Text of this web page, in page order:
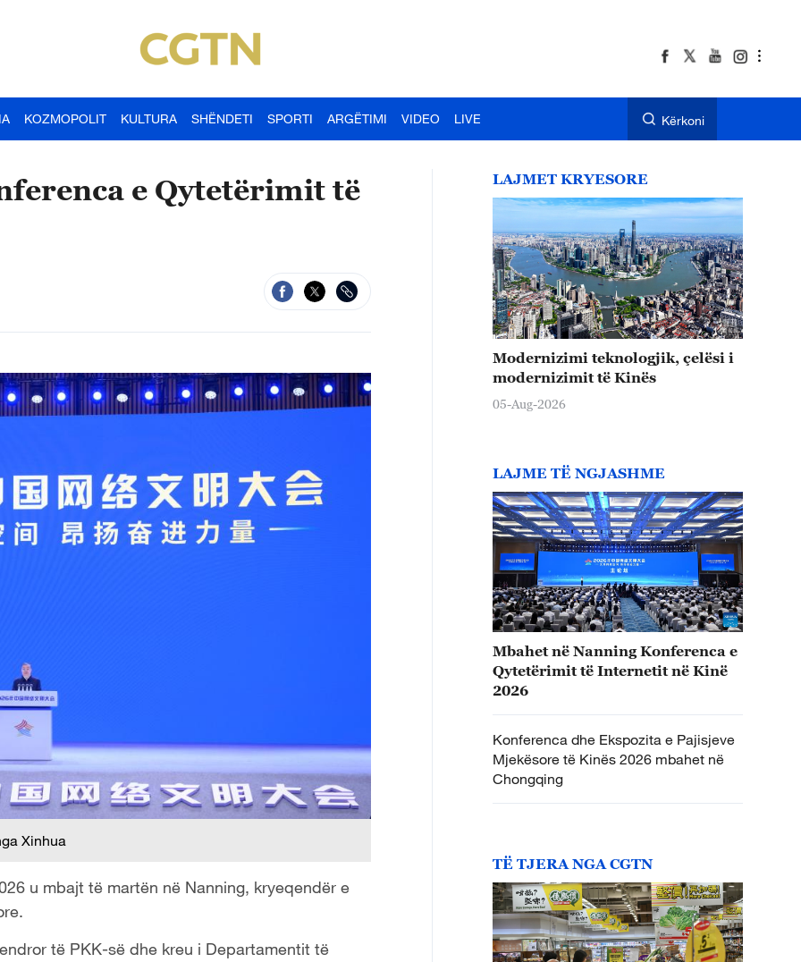
KOZMOPOLIT KULTURA SHËNDETI SPORTI ARGËTIMI VIDEO LIVE Kërkoni
e Qytetërimit të
Xinhua
u mbajt të martën në Nanning, kryeqendër e
të PKK-së dhe kreu i Departamentit të
LAJMET KRYESORE
Modernizimi teknologjik, çelësi i
modernizimit të Kinës
05-Aug-2026
LAJME TË NGJASHME
Mbahet në Nanning Konferenca e
Qytetërimit të Internetit në Kinë
2026
Konferenca dhe Ekspozita e Pajisjeve
Mjekësore të Kinës 2026 mbahet në
Chongqing
TË TJERA NGA CGTN